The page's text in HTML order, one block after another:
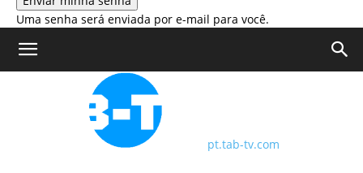
Uma senha será enviada por e-mail para você.
pt.tab-tv.com